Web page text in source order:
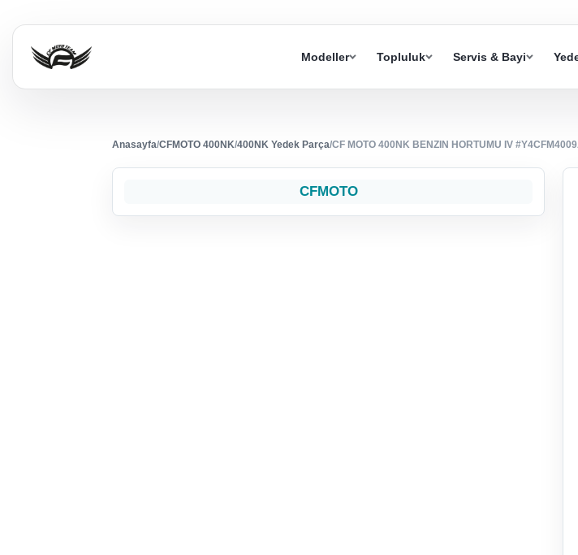
Modeller Topluluk Servis & Bayi
Anasayfa/CFMOTO 400NK/400NK Yedek Parça/CF MOTO 400NK BENZIN HORTUMU IV
CFMOTO